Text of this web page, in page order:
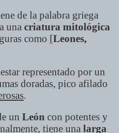
de la palabra griega
una criatura mitológica
como [Leones,
representado por un
doradas, pico afilado
.
un León con potentes y
tiene una larga